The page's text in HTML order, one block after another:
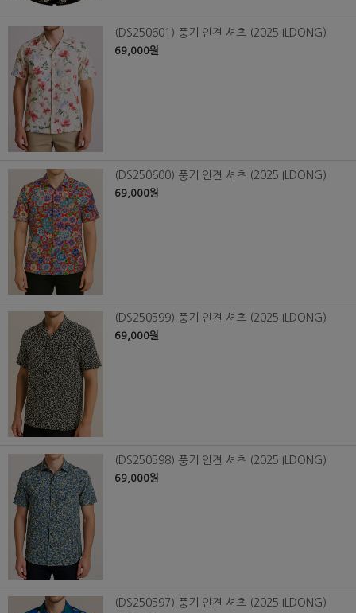
(DS250601) 풍기 인견 셔츠 (2025 ILDONG)
69,000원
(DS250600) 풍기 인견 셔츠 (2025 ILDONG)
69,000원
(DS250599) 풍기 인견 셔츠 (2025 ILDONG)
69,000원
(DS250598) 풍기 인견 셔츠 (2025 ILDONG)
69,000원
(DS250597) 풍기 인견 셔츠 (2025 ILDONG)